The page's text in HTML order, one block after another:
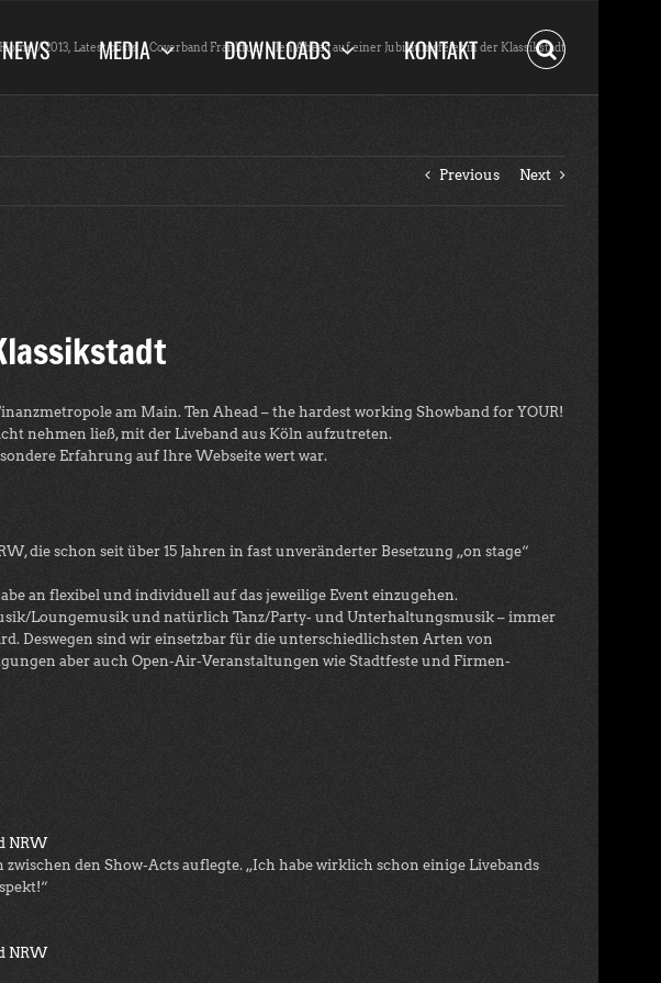
NEWS MEDIA DOWNLOADS KONTAKT
Home 2013 Latest posts Coverband Frankfurt – Ten Ahead auf einer Jubiläumsfeier in der Klassikstadt
Previous Next
am Main. Ten Ahead – the hardest working Showband for YOUR!
nehmen ließ, mit der Liveband aus Köln aufzutreten.
Erfahrung auf Ihre Webseite wert war.
die schon seit über 15 Jahren in fast unveränderter Besetzung „on stage“
an flexibel und individuell auf das jeweilige Event einzugehen.
Loungemusik und natürlich Tanz/Party- und Unterhaltungsmusik – immer
Deswegen sind wir einsetzbar für die unterschiedlichsten Arten von
aber auch Open-Air-Veranstaltungen wie Stadtfeste und Firmen-
NRW
den Show-Acts auflegte. „Ich habe wirklich schon einige Livebands
NRW